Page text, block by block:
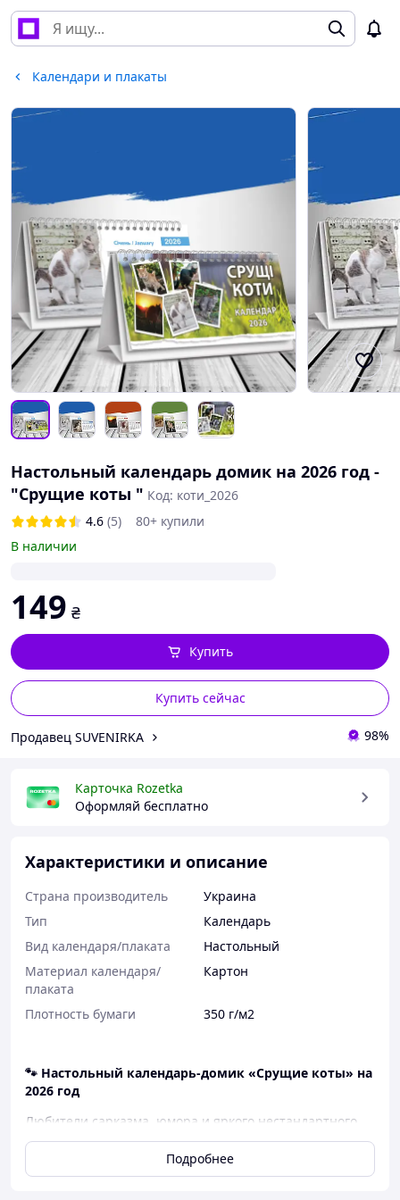
Календари и плакаты
Настольный календарь домик на 2026 год -
"Срущие коты " Код: коти_2026
4.6 (5)
80+ купили
В наличии
149 ₴
Купить сейчас
Купить
Продавец SUVENIRKA 98%
Карточка Rozetka
Оформляй бесплатно
Характеристики и описание
Страна производитель
Украина
Тип
Календарь
Вид календаря/плаката
Настольный
Материал календаря/
плаката
Картон
Плотность бумаги 350 г/м2
🐾 Настольный календарь-домик «Срущие коты» на
2026 год
Любители сарказма, юмора и яркого нестандартного
декора — это именно для вас! Этот настольный
календарь в виде милого домика станет весёлым
акцентом на вашем рабочем столе или в интерьере
Подробнее